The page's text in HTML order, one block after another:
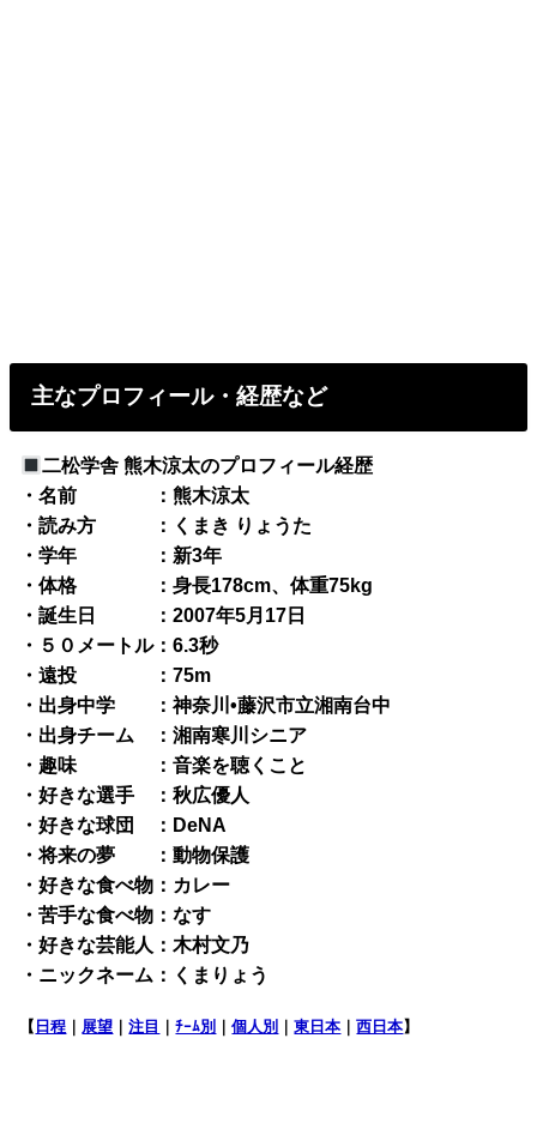
主なプロフィール・経歴など
二松学舎 熊木涼太のプロフィール経歴
・名前 ：熊木涼太
・読み方 ：くまき りょうた
・学年 ：新3年
・体格 ：身長178cm、体重75kg
・誕生日 ：2007年5月17日
・５０メートル：6.3秒
・遠投 ：75m
・出身中学 ：神奈川•藤沢市立湘南台中
・出身チーム ：湘南寒川シニア
・趣味 ：音楽を聴くこと
・好きな選手 ：秋広優人
・好きな球団 ：DeNA
・将来の夢 ：動物保護
・好きな食べ物：カレー
・苦手な食べ物：なす
・好きな芸能人：木村文乃
・ニックネーム：くまりょう
【 日程 ｜ 展望 ｜注目 ｜ﾁｰﾑ別 ｜個人別 ｜東日本 ｜西日本】